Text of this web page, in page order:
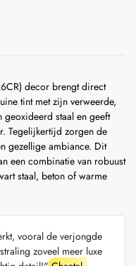
decor brengt direct
tint met zijn verweerde,
geoxideerd staal en geeft
Tegelijkertijd zorgen de
gezellige ambiance. Dit
een combinatie van robuust
staal, beton of warme
vooral de verjongde
zoveel meer luxe